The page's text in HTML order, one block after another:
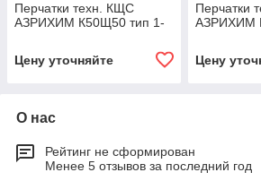
Перчатки техн. КЩС
АЗРИХИМ К50Щ50 тип 1-
Цену уточняйте
Перчатки
АЗРИХИМ
Цену
О нас
Рейтинг не сформирован
Менее 5 отзывов за последний год